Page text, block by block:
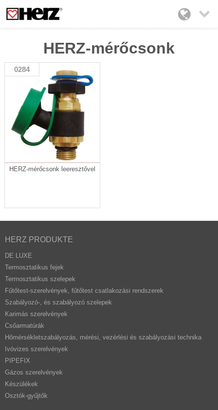

HERZ-mérőcsonk
0284
HERZ-mérőcsonk leeresztővel
HERZ PRODUKTE
DE LUXE
Termosztatikus fejek
Termosztatikus szelepek
Fűtőtest-szerelvények, fűtőtest csatlakozási rendszerek
Szabályozó-, és szabályozó szelepek
Karimás szerelvények
Csőarmatúrák
Hőmérsékletszabályozás, mérési, vezérlési és szabályozási technika
Ivóvizes szerelvények
PIPEFIX
Gázos szerelvények
Készülékek
Osztók-gyűjtők